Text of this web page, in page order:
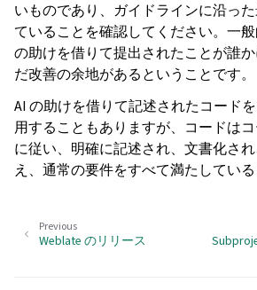
いものであり、ガイドラインに沿っ
ていることを確認してください。一
の助けを借りて提出されたことが誰
だ改善の余地があるということです。
AI の助けを借りて記述されたコード
用することもありますが、コードは
に従い、明確に記述され、文書化さ
え、通常の要件をすべて満たしている
Previous
Weblate のリリース